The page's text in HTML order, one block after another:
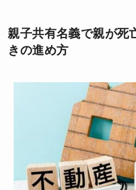
親子共有名義で親が死
きの進め方